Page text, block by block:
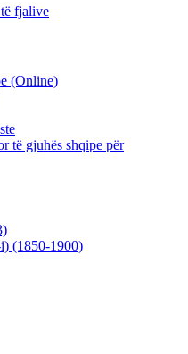
fjalive
(Online)
të gjuhës shqipe për
(1850-1900)